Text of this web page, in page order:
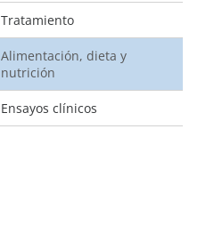
Tratamiento
Alimentación, dieta y
nutrición
Ensayos clínicos